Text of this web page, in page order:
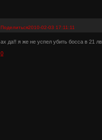
Поделиться2010-02-03 17:11:11
ах да!! я же не успел убить босса в 21
0